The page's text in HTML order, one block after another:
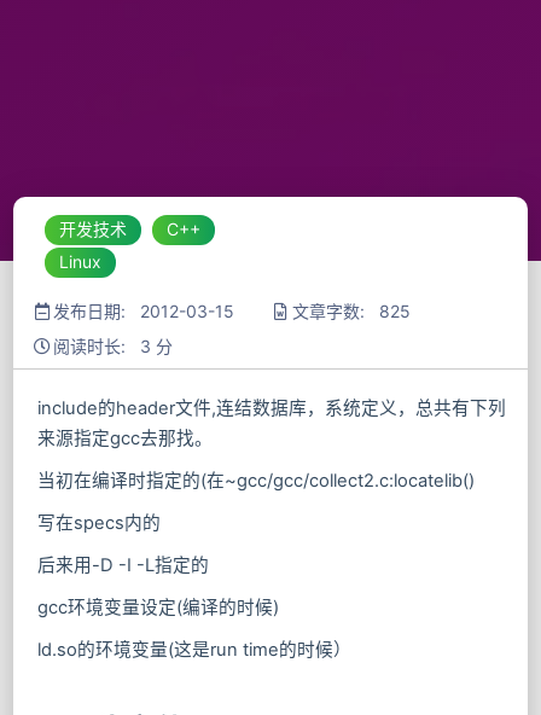
开发技术
C++
Linux
发布日期: 2012-03-15
文章字数: 825
阅读时长: 3 分
include的header文件,连结数据库，系统定义，总共有下列
来源指定gcc去那找。
当初在编译时指定的(在~gcc/gcc/collect2.c:locatelib()
写在specs内的
后来用-D -I -L指定的
gcc环境变量设定(编译的时候)
ld.so的环境变量(这是run time的时候）